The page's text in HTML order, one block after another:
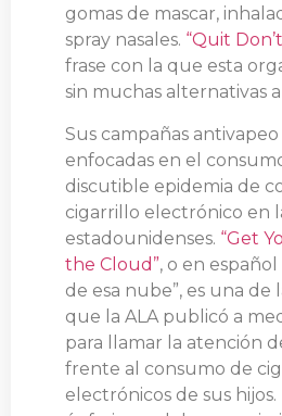
gomas de mascar,
spray nasales. “Quit
frase con la que esta
sin muchas alternativas
Sus campañas
enfocadas en el
discutible epidemia de
cigarrillo electrónico en
estadounidenses. “Get
the Cloud”, o en
de esa nube”, es una de
que la ALA publicó a
para llamar la atención
frente al consumo de
electrónicos de sus hijos.